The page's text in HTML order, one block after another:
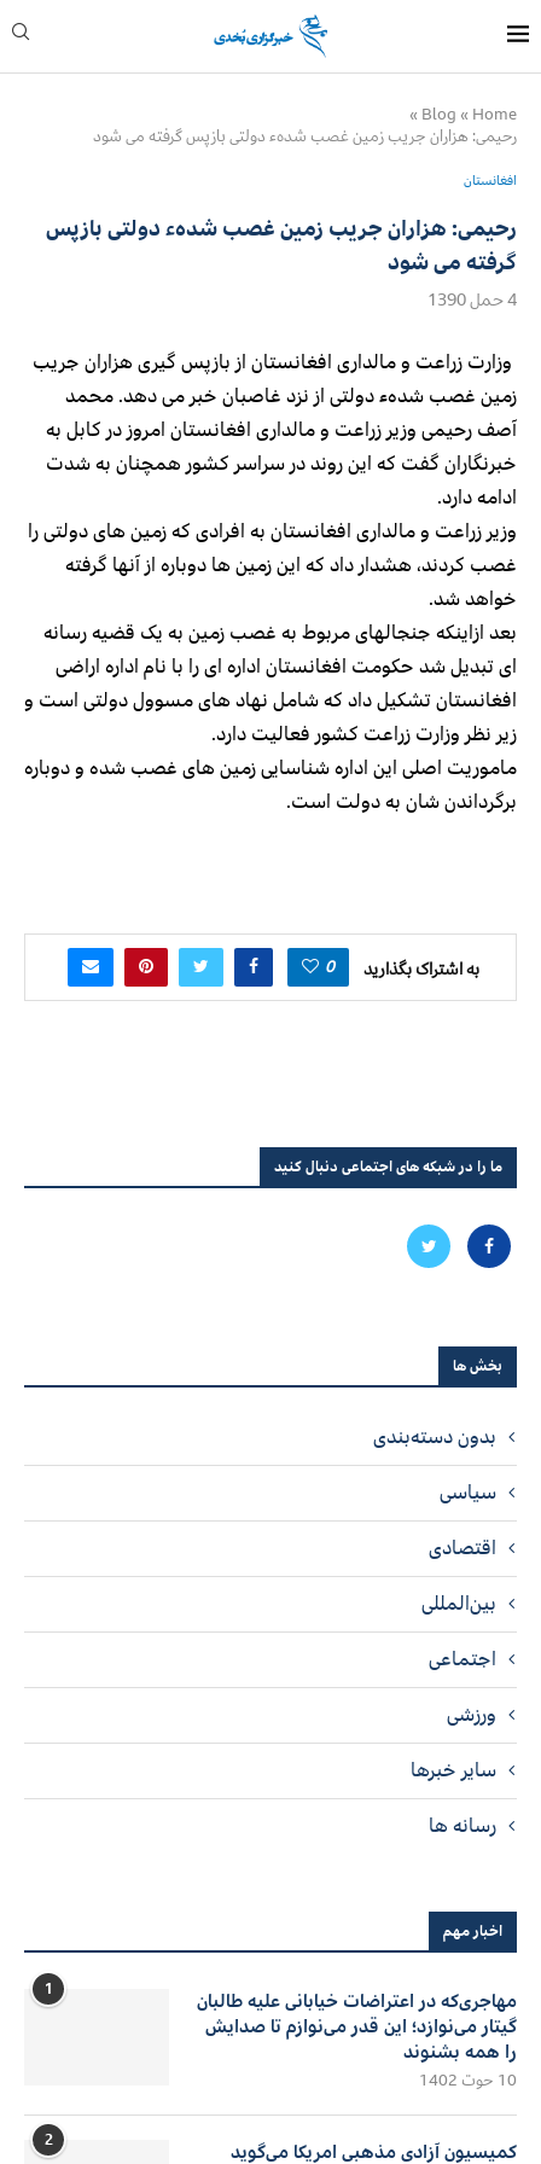
Home
»
Blog
»
رحیمی: هزاران جریب زمین غصب شدهء دولتی بازپس گرفته می شود
افغانستان
رحیمی: هزاران جریب زمین غصب شدهء دولتی بازپس
گرفته می شود
4 حمل 1390
وزارت زراعت و مالداری افغانستان از بازپس گیری هزاران جریب
زمین غصب شدهء دولتی از نزد غاصبان خبر می دهد. محمد
آصف رحیمی وزیر زراعت و مالداری افغانستان امروز در کابل به
خبرنگاران گفت که این روند در سراسر کشور همچنان به شدت
ادامه دارد.
وزیر زراعت و مالداری افغانستان به افرادی که زمین های دولتی را
غصب کردند، هشدار داد که این زمین ها دوباره از آنها گرفته
خواهد شد.
بعد ازاینکه جنجالهای مربوط به غصب زمین به یک قضیه رسانه
ای تبدیل شد حکومت افغانستان اداره ای را با نام اداره اراضی
افغانستان تشکیل داد که شامل نهاد های مسوول دولتی است و
زیر نظر وزارت زراعت کشور فعالیت دارد.
ماموریت اصلی این اداره شناسایی زمین های غصب شده و دوباره
برگرداندن شان به دولت است.
به اشتراک بگذارید 0
ما را در شبکه های اجتماعی دنبال کنید
بخش ها
بدون دسته‌بندی
سیاسی
اقتصادی
بین‌المللی
اجتماعی
ورزشی
سایر خبرها
رسانه ها
اخبار مهم
1
مهاجری‌که در اعتراضات خیابانی علیه طالبان
گیتار می‌نوازد؛ این قدر می‌نوازم تا صدایش
را همه بشنوند
10 حوت 1402
2
کمیسیون آزادی مذهبی امریکا می‌گوید